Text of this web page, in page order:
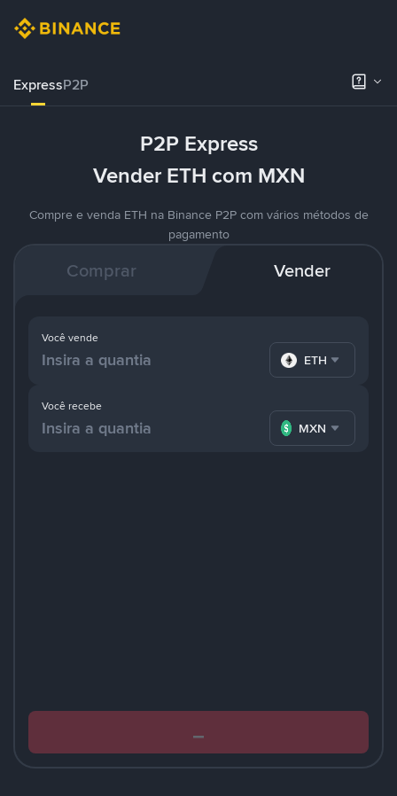
ExpressP2P
P2P Express
Vender ETH com MXN
Compre e venda ETH na Binance P2P com vários métodos de
pagamento
Comprar Vender
Você recebe
MXN
Você vende
ETH